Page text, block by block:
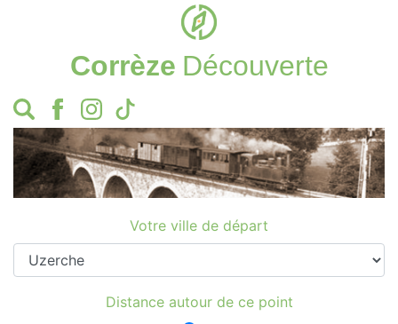
Corrèze Découverte
Votre ville de départ
Distance autour de ce point